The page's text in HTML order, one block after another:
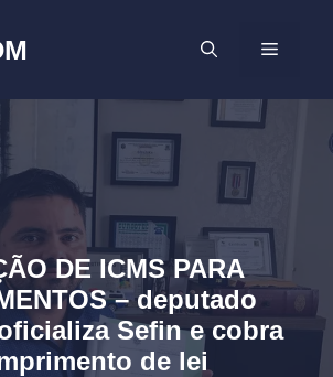
MENU
DE ICMS PARA
– deputado
Sefin e cobra
de lei